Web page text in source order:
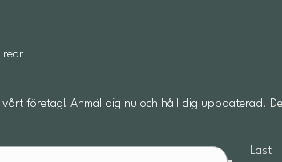
reor
företag! Anmäl dig nu och håll dig uppdaterad.
Last